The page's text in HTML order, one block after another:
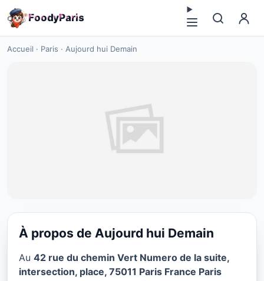
FoodyParis
Accueil · Paris · Aujourd hui Demain
Aujourd hui Demain à Paris
À propos de Aujourd hui Demain
Au 42 rue du chemin Vert Numero de la suite,
intersection, place, 75011 Paris France Paris